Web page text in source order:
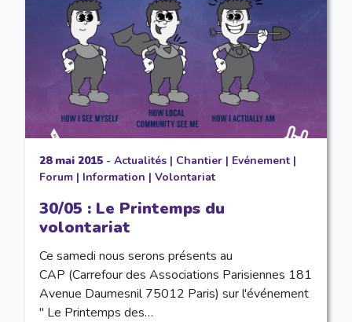
28 mai 2015- Actualités| Chantier| Evénement|
Forum| Information | Volontariat
30/05 : Le Printemps du
volontariat
Ce samedi nous serons présents au
CAP (Carrefour des Associations Parisiennes 181
Avenue Daumesnil 75012 Paris) sur l'événement
" Le Printemps des…